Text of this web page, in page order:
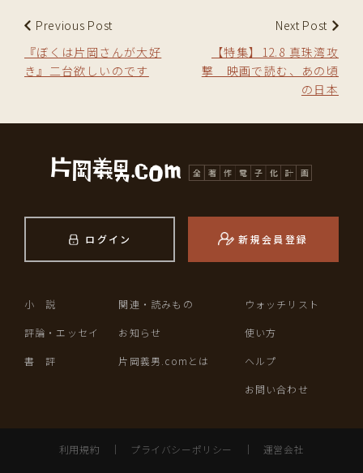
Previous Post
『ぼくは片岡さんが大好
き』二台欲しいのです
Next Post
【特集】12.8 真珠湾攻
撃 映画で読む、あの頃
の日本
ログイン 新規会員登録
小 説
評論・エッセイ
書 評
関連・読みもの
お知らせ
片岡義男.comとは
ウォッチリスト
使い方
ヘルプ
お問い合わせ
利用規約 プライバシーポリシー 運営会社